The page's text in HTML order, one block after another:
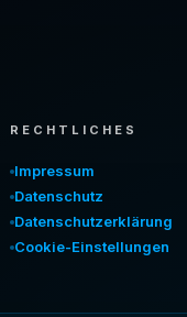
RECHTLICHES
Impressum
Datenschutz
Datenschutzerklärung
Cookie-Einstellungen